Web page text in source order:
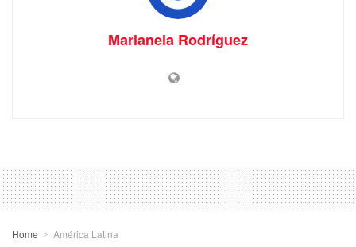
Marianela Rodríguez
Home América Latina